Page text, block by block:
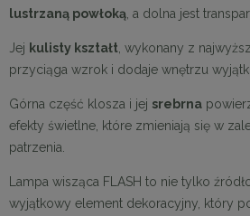
lustrzaną powłoką , a dolna jest
Jej kulisty kształt , wykonany z
przyciąga wzrok i dodaje wnętrzu
Górna część klosza i jej srebrna
efekty świetlne, które zmieniają się w
patrzenia.
Lampa wisząca FLASH to nie tylko
wyjątkowy element dekoracyjny, który